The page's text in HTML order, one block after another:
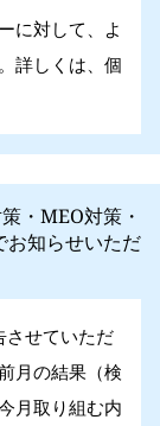
に対して、よ
詳しくは、個
・MEO対策・
知らせいただ
させていただ
月の結果（検
月取り組む内